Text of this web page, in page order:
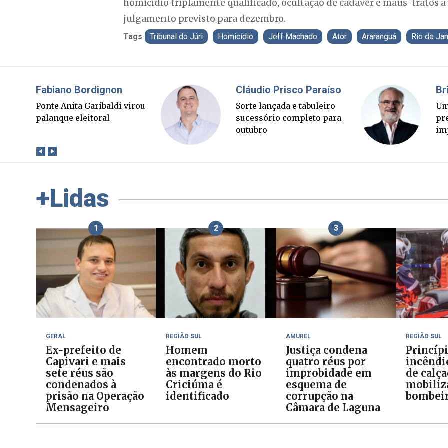
homicídio triplamente qualificado, ocultação de cadáver e maus-tratos a
julgamento previsto para dezembro.
Tags Tribunal do Júri Homicídio Jeff Machado Ator Araranguá Rio de
Misael Elias
O Boato corre mais rápido
que a verdade. Mas quem
Fabiano Bordignon
Ponte Anita Garibaldi virou
palanque eleitoral
+Lidas
1
GERAL
Ex-prefeito de
Capivari e mais
sete réus são
condenados à
prisão na Operação
Mensageiro
2
REGIÃO SUL
Homem
encontrado morto
às margens do Rio
Criciúma é
identificado
3
AMUREL
Justiça condena
quatro réus por
improbidade em
esquema de
corrupção na
Câmara de Laguna
REGIÃO SUL
de